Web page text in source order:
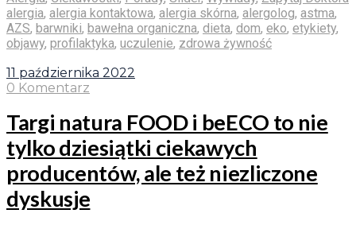
alergia, alergia kontaktowa, alergia skórna, alergolog, astma,
AZS, barwniki, bawełna organiczna, dieta, dom, eko, etykiety,
objawy, profilaktyka, uczulenie, zdrowa żywność
11 października 2022
0 Komentarz
Targi natura FOOD i beECO to nie
tylko dziesiątki ciekawych
producentów, ale też niezliczone
dyskusje